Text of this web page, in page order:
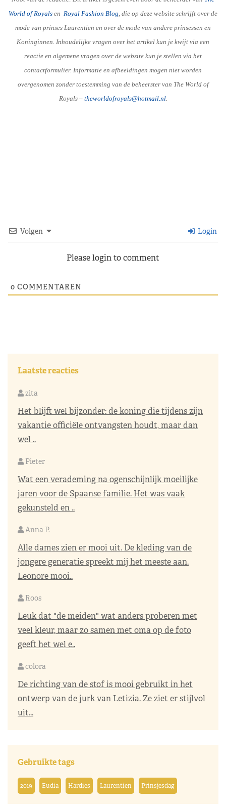
World of Royals en Royal Fashion Blog , die op deze website schrijft over de
mode van prinses Laurentien en over de mode van andere prinsessen en
Koninginnen. Inhoudelijke vragen over het artikel kun je kwijt via een
reactie en algemene vragen over de website kun je stellen via het
contactformulier. Informatie en afbeeldingen mogen niet worden
overgenomen zonder toestemming van de beheerster van The World of
Royals – theworldofroyals@hotmail.nl.
Volgen Login
Please login to comment
0 COMMENTAREN
Laatste reacties
zita
Het blijft wel bijzonder: de koning die tijdens zijn
vakantie officiële ontvangsten houdt, maar dan
wel ..
Pieter
Wat een verademing na ogenschijnlijk moeilijke
jaren voor de Spaanse familie. Het was vaak
gekunsteld en ..
Anna P.
Alle dames zien er mooi uit. De kleding van de
jongere generatie spreekt mij het meeste aan.
Leonore mooi..
Roos
Leuk dat "de meiden" wat anders proberen met
veel kleur, maar zo samen met oma op de foto
geeft het wel e..
colora
De richting van de stof is mooi gebruikt in het
ontwerp van de jurk van Letizia. Ze ziet er stijlvol
uit...
Gebruikte tags
2019 Eudia Hardies Laurentien Prinsjesdag